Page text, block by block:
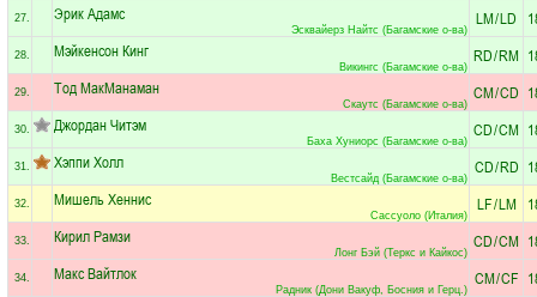
27. Эрик Адамс
Эсквайерз Найтс (Багамские о-ва)
LM/LD
28. Мэйкенсон Кинг
Викингс (Багамские о-ва)
RD/RM
29. Тод МакМанаман
Скаутс (Багамские о-ва)
CM/CD
30. Джордан Читэм
Баха Хуниорс (Багамские о-ва)
CD/CM
31. Хэппи Холл
Вестсайд (Багамские о-ва)
CD/RD
32. Мишель Хеннис
Сассуоло (Италия)
LF/LM
33. Кирил Рамзи
Лонг Бэй (Теркс и Кайкос)
CD/CM
34. Макс Вайтлок
Радник (Дони Вакуф, Босния и Герц.)
CM/CF